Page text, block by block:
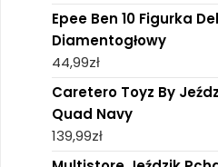
Epee Ben 10 Figurka
Diamentogłowy
44,99zł
Caretero Toyz By
Quad Navy
139,99zł